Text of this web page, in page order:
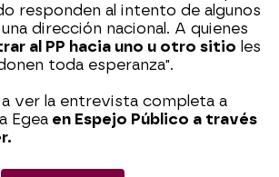
responden al intento de algunos
dirección nacional. A quienes
al PP hacia uno u otro sitio les
toda esperanza".
ver la entrevista completa a
Egea en Espejo Público a través